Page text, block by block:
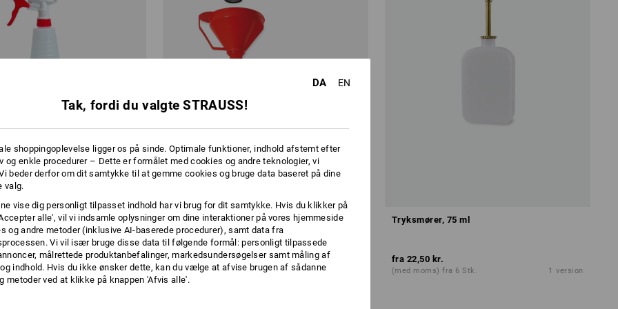
750 ml
6 Stk. 1 version
Allround tragt med fleksibelt udløb
fra 55,00 kr.
(med moms) fra 6 Stk. 1
Tryksmører, 75 ml
fra 22,50 kr.
(med moms) fra 6 Stk. 1 version
DA EN
Tak, fordi du valgte STRAUSS!
shoppingoplevelse ligger os på sinde. Optimale funktioner, indhold afstemt efter
og enkle procedurer – Dette er formålet med cookies og andre teknologier, vi
beder derfor om dit samtykke til at gemme cookies og bruge data baseret på dine
valg.
vise dig personligt tilpasset indhold har vi brug for dit samtykke. Hvis du klikker på
alle', vil vi indsamle oplysninger om dine interaktioner på vores hjemmeside
og andre metoder (inklusive AI-baserede procedurer), samt data fra
Vi vil især bruge disse data til følgende formål: personligt tilpassede
målrettede produktanbefalinger, markedsundersøgelser samt måling af
indhold. Hvis du ikke ønsker dette, kan du vælge at afvise brugen af sådanne
metoder ved at klikke på knappen 'Afvis alle'.